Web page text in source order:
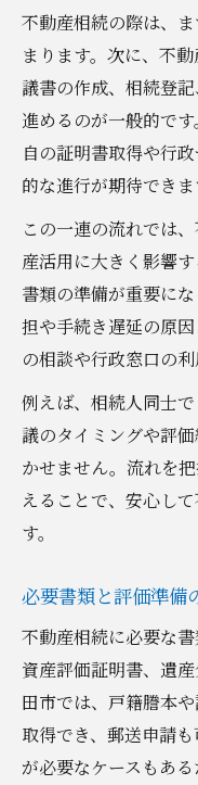
不動産相続の際は、
まります。次に、不
議書の作成、相続登
進めるのが一般的で
自の証明書取得や行
的な進行が期待できま
この一連の流れでは
産活用に大きく影響
書類の準備が重要に
担や手続き遅延の原
の相談や行政窓口の利
例えば、相続人同士
議のタイミングや評
かせません。流れを
えることで、安心し
す。
必要書類と評価準備
不動産相続に必要な
資産評価証明書、遺
田市では、戸籍謄本
取得でき、郵送申請
が必要なケースもある